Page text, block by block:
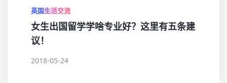
英国生活交流
女生出国留学学啥专业好？这里有五条建
议！
2018-05-24